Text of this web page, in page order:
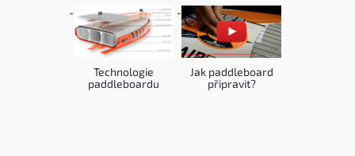
Technologie
paddleboardu
Jak paddleboard
připravit?